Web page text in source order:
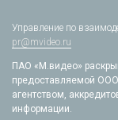
Управление по
pr@mvideo.ru
ПАО «М.видео»
предоставляемой
агентством,
информации.